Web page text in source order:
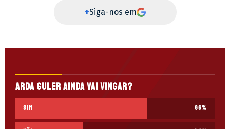
+Siga-nos em
Arda Guler ainda vai vingar?
Sim 66%